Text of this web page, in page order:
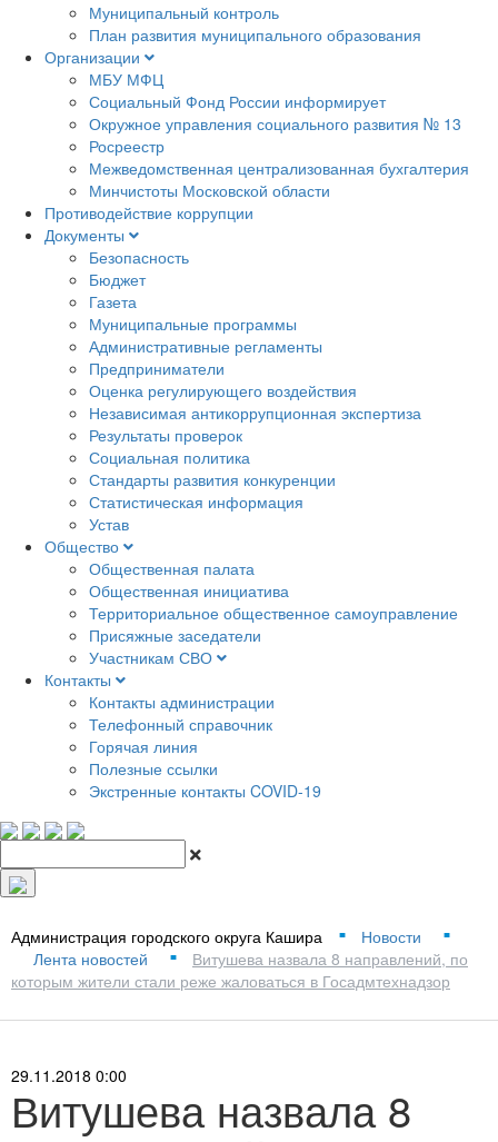
Муниципальный контроль
План развития муниципального образования
Организации
МБУ МФЦ
Социальный Фонд России информирует
Окружное управления социального развития № 13
Росреестр
Межведомственная централизованная бухгалтерия
Минчистоты Московской области
Противодействие коррупции
Документы
Безопасность
Бюджет
Газета
Муниципальные программы
Административные регламенты
Предприниматели
Оценка регулирующего воздействия
Независимая антикоррупционная экспертиза
Результаты проверок
Социальная политика
Стандарты развития конкуренции
Статистическая информация
Устав
Общество
Общественная палата
Общественная инициатива
Территориальное общественное самоуправление
Присяжные заседатели
Участникам СВО
Контакты
Контакты администрации
Телефонный справочник
Горячая линия
Полезные ссылки
Экстренные контакты COVID-19
Администрация городского округа Кашира ■ Новости ■
Лента новостей ■
Витушева назвала 8 направлений, по
которым жители стали реже жаловаться в Госадмтехнадзор
29.11.2018 0:00
Витушева назвала 8